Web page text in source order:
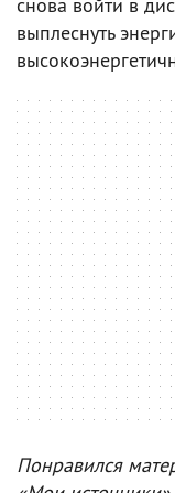
выплеснуть
Понравился